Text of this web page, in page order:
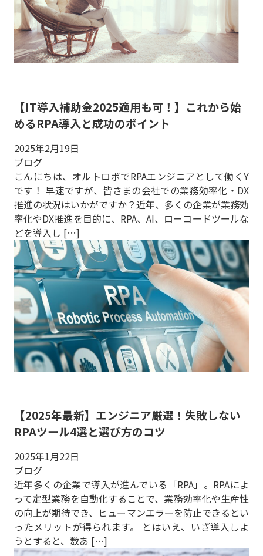
【IT導入補助金2025適用も可！】これから始
めるRPA導入と成功のポイント
2025年2月19日
ブログ
こんにちは、オルトロボでRPAエンジニアとして働くY
です！ 早速ですが、皆さまの会社での業務効率化・DX
推進の状況はいかがですか？近年、多くの企業が業務効
率化やDX推進を目的に、RPA、AI、ローコードツールな
どを導入し […]
【2025年最新】エンジニア厳選！失敗しない
RPAツール4選と選び方のコツ
2025年1月22日
ブログ
近年多くの企業で導入が進んでいる「RPA」。RPAによ
って定型業務を自動化することで、業務効率化や生産性
の向上が期待でき、ヒューマンエラーを防止できるとい
ったメリットが得られます。 とはいえ、いざ導入しよ
うとすると、数あ […]